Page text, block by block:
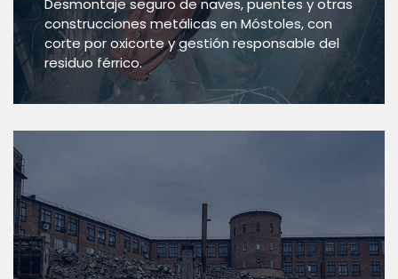
Desmontaje seguro de naves, puentes y otras
construcciones metálicas en Móstoles, con
corte por oxicorte y gestión responsable del
residuo férrico.